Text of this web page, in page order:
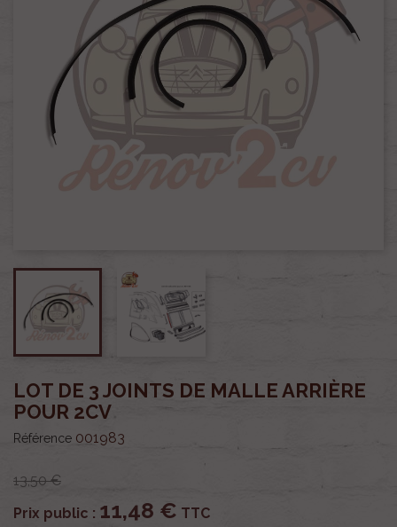
LOT DE 3 JOINTS DE MALLE ARRIÈRE
POUR 2CV
Référence 001983
13,50 €
Prix public : 11,48 € TTC